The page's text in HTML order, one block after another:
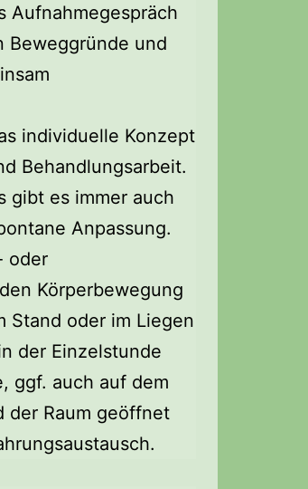
Aufnahmegespräch
Beweggründe und
individuelle Konzept
Behandlungsarbeit.
gibt es immer auch
Anpassung.
oder
Körperbewegung
Stand oder im Liegen
der Einzelstunde
ggf. auch auf dem
der Raum geöffnet